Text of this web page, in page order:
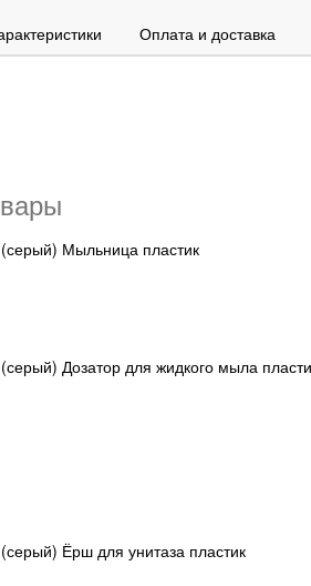
Оплата и доставка
Мыльница пластик
Дозатор для жидкого мыла
Ёрш для унитаза пластик